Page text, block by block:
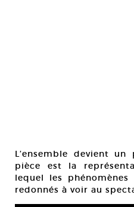
L’ensemble devient
pièce est la
lequel les
redonnés à voir au